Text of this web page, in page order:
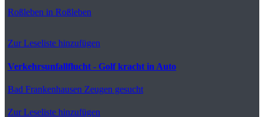
Roßleben in Roßleben
Zur Leseliste hinzufügen
Verkehrsunfallflucht - Golf kracht in Auto
Bad Frankenhausen Zeugen gesucht
Zur Leseliste hinzufügen